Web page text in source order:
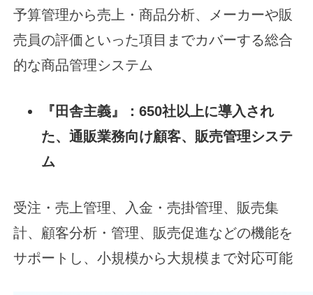
予算管理から売上・商品分析、メーカーや販
売員の評価といった項目までカバーする総合
的な商品管理システム
『田舎主義』：650社以上に導入され
た、通販業務向け顧客、販売管理システ
ム
受注・売上管理、入金・売掛管理、販売集
計、顧客分析・管理、販売促進などの機能を
サポートし、小規模から大規模まで対応可能